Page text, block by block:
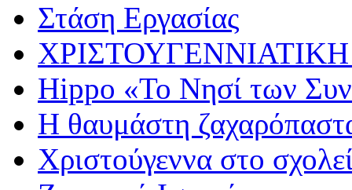
Στάση Εργασίας
Hippo «Το Νησί των
Η θαυμάστη
Χριστούγεννα στο